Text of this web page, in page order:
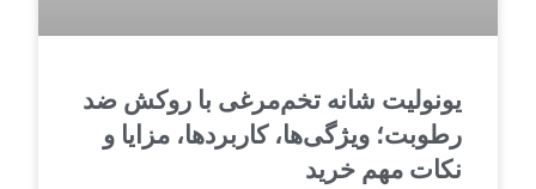
یونولیت شانه تخم‌مرغی با روکش ضد
رطوبت؛ ویژگی‌ها، کاربردها، مزایا و
نکات مهم خرید